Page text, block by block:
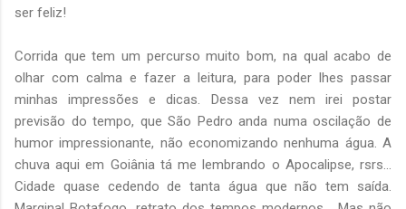
ser feliz!
Corrida que tem um percurso muito bom, na qual acabo de
olhar com calma e fazer a leitura, para poder lhes passar
minhas impressões e dicas. Dessa vez nem irei postar
previsão do tempo, que São Pedro anda numa oscilação de
humor impressionante, não economizando nenhuma água. A
chuva aqui em Goiânia tá me lembrando o Apocalipse, rsrs...
Cidade quase cedendo de tanta água que não tem saída.